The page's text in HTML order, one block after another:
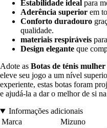
Estabilidade ideal para
Aderência superior em
Conforto duradouro
qualidade.
materiais respiráveis
Design elegante que
Adote as Botas de ténis
eleve seu jogo a um nível
experiente, estas botas foram
e ajudá-la a dar o melhor de si
Informações adicionais
Marca
Mizuno